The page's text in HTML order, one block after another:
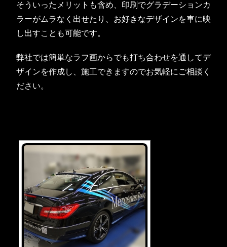
そういったメリットも含め、印刷でグラデーションカ
ラーがムラなく出せたり、お好きなデザインを車に映
し出すことも可能です。
弊社では簡単なラフ画からでも打ち合わせを通してデ
ザインを作成し、施工できますのでお気軽にご相談く
ださい。